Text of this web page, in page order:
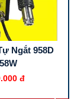
Ngắt 958D
đ